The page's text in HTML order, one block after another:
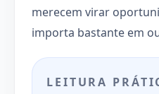
merecem virar
importa bastante em
LEITURA